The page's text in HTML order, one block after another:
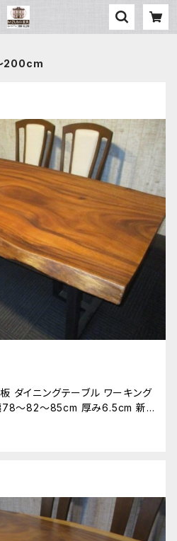
200cm
ダイニングテーブル ワーキング
78～82～85cm 厚み6.5cm 新築